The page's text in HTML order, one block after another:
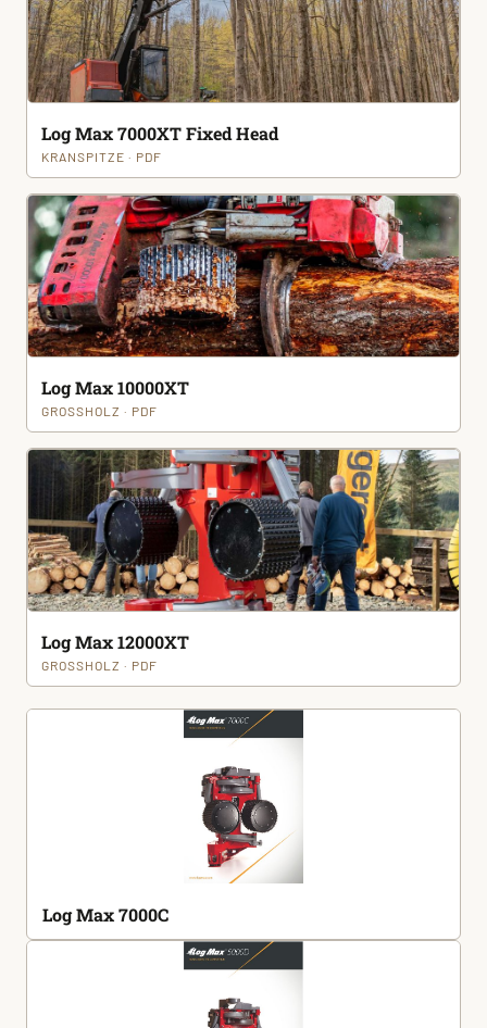
Log Max 7000XT Fixed Head
KRANSPITZE · PDF
Log Max 10000XT
GROSSHOLZ · PDF
Log Max 12000XT
GROSSHOLZ · PDF
Log Max 7000C